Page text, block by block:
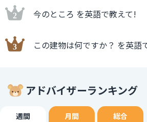
今のところ を英語で教えて!
この建物は何ですか？ を英語
アドバイザーランキング
週間 月間 総合